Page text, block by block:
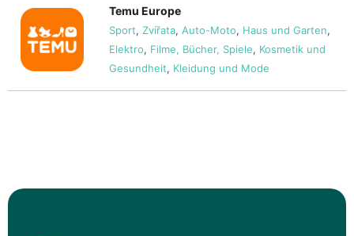
Temu Europe
Sport, Zvířata, Auto-Moto, Haus und Garten,
Elektro, Filme, Bücher, Spiele, Kosmetik und
Gesundheit, Kleidung und Mode